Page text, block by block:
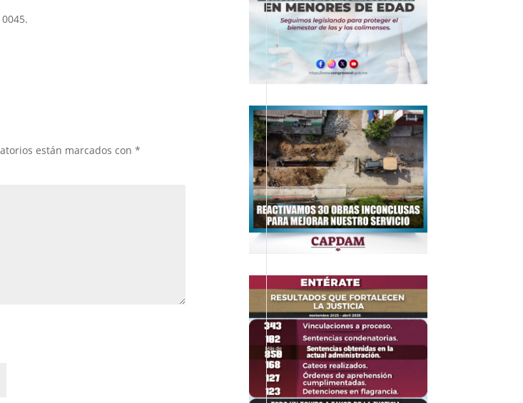
están marcados con*